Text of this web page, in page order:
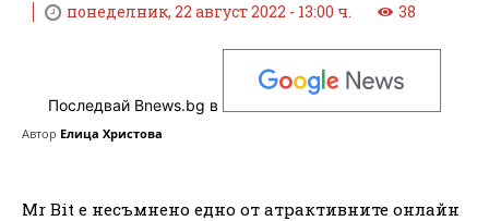
понеделник, 22 август 2022 - 13:00 ч. 38
Последвай Bnews.bg в
Автор Елица Христова
Mr Bit е несъмнено едно от атрактивните онлайн